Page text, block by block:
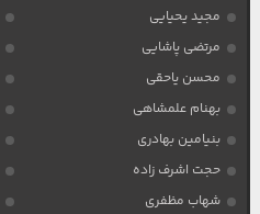
مجید یحیایی
مرتضی پاشایی
محسن یاحقی
بهنام علمشاهی
بنیامین بهادری
حجت اشرف زاده
شهاب مظفری